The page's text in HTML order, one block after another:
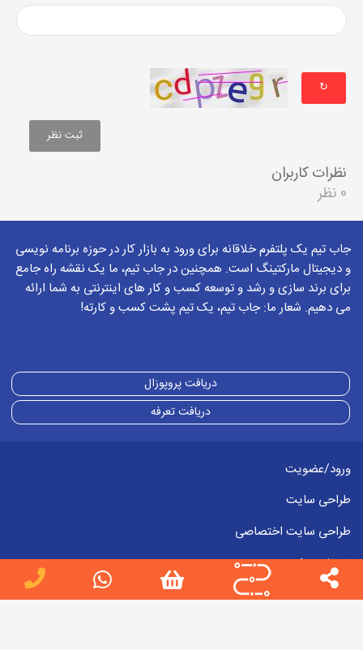
↻
نظرات کاربران
0 نظر
جاب تیم یک پلتفرم خلاقانه برای ورود به بازار کار در حوزه برنامه نویسی
و دیجیتال مارکتینگ است. همچنین در جاب تیم، ما یک نقشه راه جامع
برای برند سازی و رشد و توسعه کسب و کار های اینترنتی به شما ارائه
می دهیم. شعار ما: جاب تیم، یک تیم پشت کسب و کارته!
دریافت پروپوزال
دریافت تعرفه
ورود/عضویت
طراحی سایت
طراحی سایت اختصاصی
خدمات سئو
ادمین اینستاگرام